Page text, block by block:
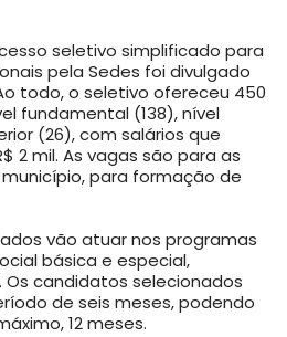
seletivo simplificado para
pela Sedes foi divulgado
todo, o seletivo ofereceu 450
fundamental (138), nível
(26), com salários que
2 mil. As vagas são para as
para formação de
vão atuar nos programas
básica e especial,
candidatos selecionados
de seis meses, podendo
12 meses.